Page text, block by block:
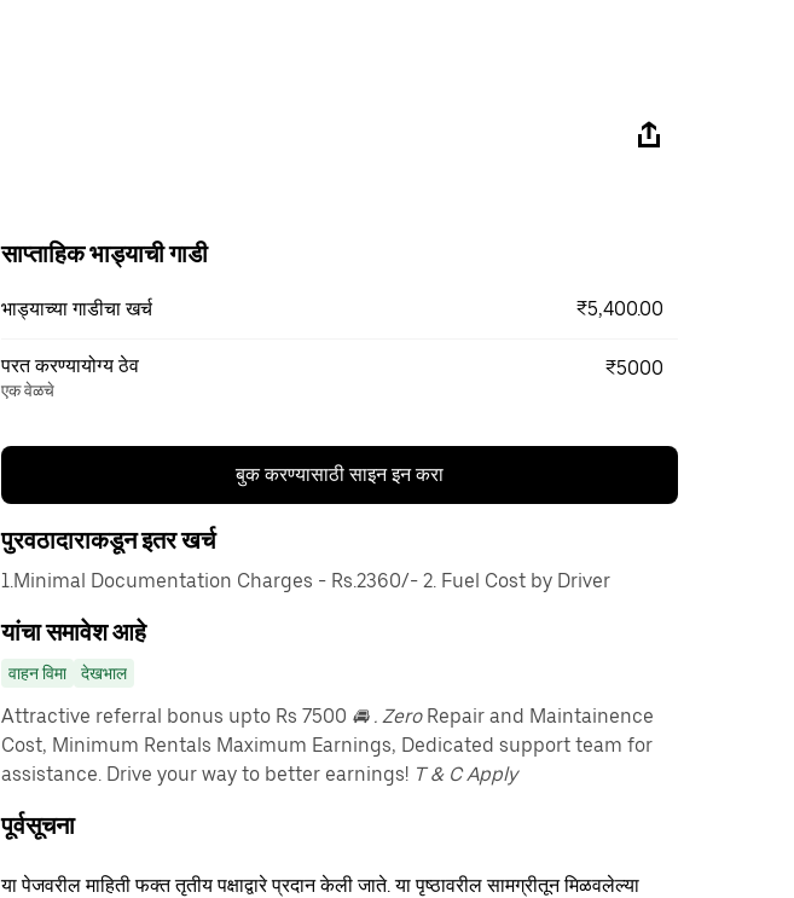
साप्ताहिक भाड्याची गाडी
भाड्याच्या गाडीचा खर्च ₹5,400.00
परत करण्यायोग्य ठेव
एक वेळचे
₹5000
बुक करण्यासाठी साइन इन करा
पुरवठादाराकडून इतर खर्च
1.Minimal Documentation Charges - Rs.2360/- 2. Fuel Cost by Driver
यांचा समावेश आहे
वाहन विमा देखभाल
Attractive referral bonus upto Rs 7500 🚘 . ZeroRepair and Maintainence
Cost, Minimum Rentals Maximum Earnings, Dedicated support team for
assistance. Drive your way to better earnings! T & C Apply
पूर्वसूचना
या पेजवरील माहिती फक्त तृतीय पक्षाद्वारे प्रदान केली जाते. या पृष्ठावरील सामग्रीतून मिळवलेल्या